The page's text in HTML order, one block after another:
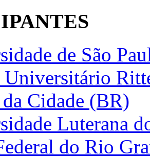
de São
Universitário
Cidade (BR)
Luterana
do Rio